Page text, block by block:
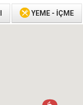
YEME - İÇME